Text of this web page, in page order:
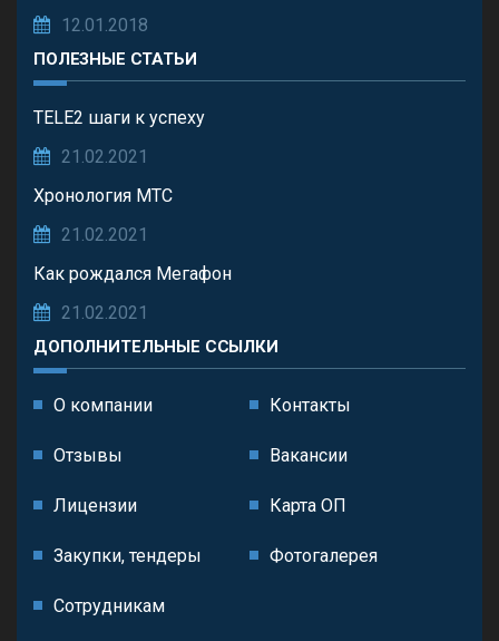
12.01.2018
ПОЛЕЗНЫЕ СТАТЬИ
TELE2 шаги к успеху
21.02.2021
Хронология МТС
21.02.2021
Как рождался Мегафон
21.02.2021
ДОПОЛНИТЕЛЬНЫЕ ССЫЛКИ
О компании Контакты
Отзывы Вакансии
Лицензии Карта ОП
Закупки, тендеры Фотогалерея
Сотрудникам